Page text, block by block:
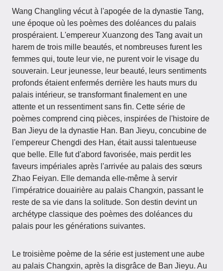
Wang Changling vécut à l'apogée de la dynastie Tang,
une époque où les poèmes des doléances du palais
prospéraient. L'empereur Xuanzong des Tang avait un
harem de trois mille beautés, et nombreuses furent les
femmes qui, toute leur vie, ne purent voir le visage du
souverain. Leur jeunesse, leur beauté, leurs sentiments
profonds étaient enfermés derrière les hauts murs du
palais intérieur, se transformant finalement en une
attente et un ressentiment sans fin. Cette série de
poèmes comprend cinq pièces, inspirées de l'histoire de
Ban Jieyu de la dynastie Han. Ban Jieyu, concubine de
l'empereur Chengdi des Han, était aussi talentueuse
que belle. Elle fut d'abord favorisée, mais perdit les
faveurs impériales après l'arrivée au palais des sœurs
Zhao Feiyan. Elle demanda elle-même à servir
l'impératrice douairière au palais Changxin, passant le
reste de sa vie dans la solitude. Son destin devint un
archétype classique des poèmes des doléances du
palais pour les générations suivantes.
Le troisième poème de la série est justement une aube
au palais Changxin, après la disgrâce de Ban Jieyu. Au